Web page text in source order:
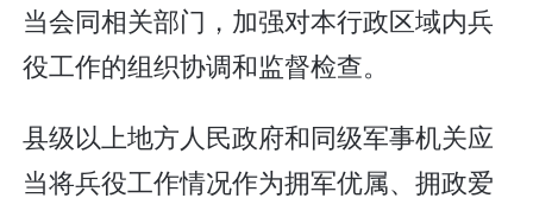
当会同相关部门，加强对本行政区域内兵
役工作的组织协调和监督检查。
县级以上地方人民政府和同级军事机关应
当将兵役工作情况作为拥军优属、拥政爱